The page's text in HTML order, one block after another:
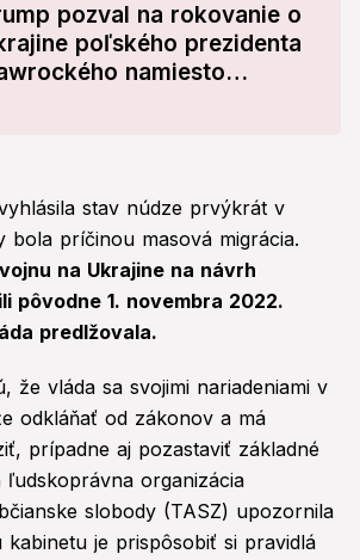
pozval na rokovanie o
poľského prezidenta
namiesto
stav núdze prvýkrát v
bola príčinou masová migrácia.
na Ukrajine na návrh
pôvodne 1. novembra 2022.
predlžovala.
že vláda sa svojimi nariadeniami v
odkláňať od zákonov a má
prípadne aj pozastaviť základné
organizácia
slobody (TASZ) upozornila
je prispôsobiť si pravidlá